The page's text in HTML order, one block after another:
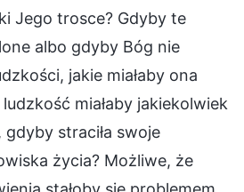
Jego trosce? Gdyby te
albo gdyby Bóg nie
jakie miałaby ona
miałaby jakiekolwiek
gdyby straciła swoje
życia? Możliwe, że